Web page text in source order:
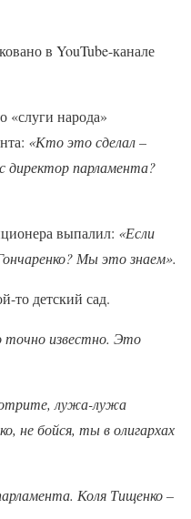
в YouTube-канале
«слуги народа»
«Кто это сделал –
директор парламента?
выпалил: «Если
Мы это знаем».
то детский сад.
точно известно. Это
лужа-лужа
не бойся, ты в олигархах
Коля Тищенко –